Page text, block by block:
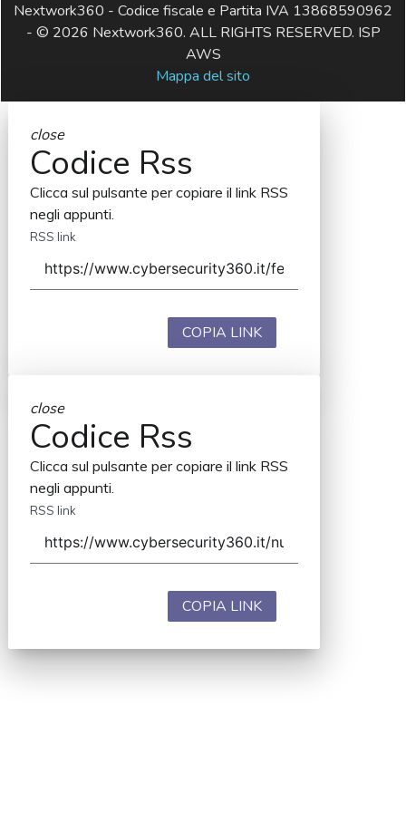
Nextwork360 - Codice fiscale e Partita IVA 13868590962
- © 2026 Nextwork360. ALL RIGHTS RESERVED. ISP
AWS
Mappa del sito
close
Codice Rss
Clicca sul pulsante per copiare il link RSS
negli appunti.
RSS link
COPIA LINK
close
Codice Rss
Clicca sul pulsante per copiare il link RSS
negli appunti.
RSS link
COPIA LINK